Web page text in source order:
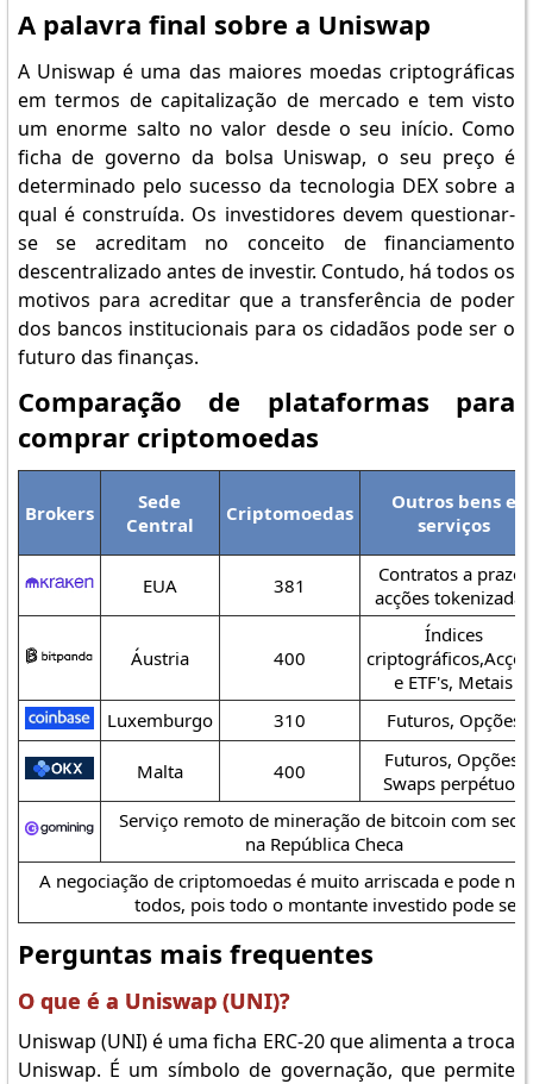
A palavra final sobre a Uniswap
A Uniswap é uma das maiores moedas criptográficas
em termos de capitalização de mercado e tem visto
um enorme salto no valor desde o seu início. Como
ficha de governo da bolsa Uniswap, o seu preço é
determinado pelo sucesso da tecnologia DEX sobre a
qual é construída. Os investidores devem questionar-
se se acreditam no conceito de financiamento
descentralizado antes de investir. Contudo, há todos os
motivos para acreditar que a transferência de poder
dos bancos institucionais para os cidadãos pode ser o
futuro das finanças.
Comparação de plataformas para
comprar criptomoedas
Brokers
Sede
Central
Criptomoedas
Outros bens e
serviços
EUA 381
Contratos a prazo,
acções tokenizadas
Áustria 400
Índices
e ETF's, Metais
Luxemburgo
310 Futuros, Opções
Malta 400
Futuros, Opções,
Swaps perpétuos
Serviço remoto de mineração de bitcoin com sede
na República Checa
A negociação de criptomoedas é muito arriscada e pode
todos, pois todo o montante investido pode ser
Perguntas mais frequentes
O que é a Uniswap (UNI)?
Uniswap (UNI) é uma ficha ERC-20 que alimenta a troca
Uniswap. É um símbolo de governação, que permite